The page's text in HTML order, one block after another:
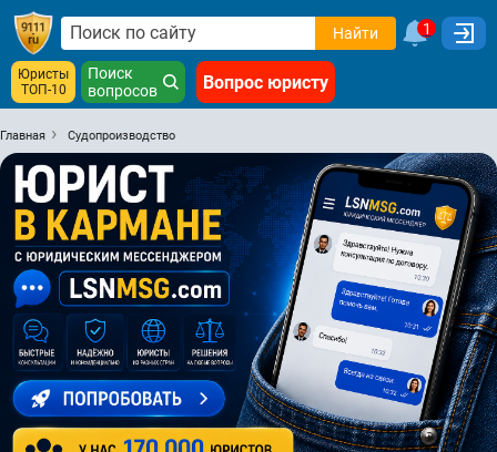
Найти 1
Юристы
ТОП-10
Поиск
вопросов
Вопрос юристу
Главная Судопроизводство